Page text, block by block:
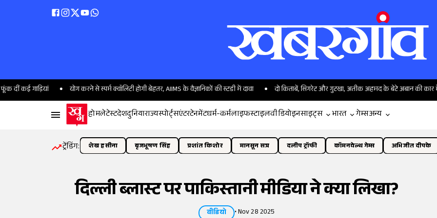
योग करने से स्पर्म क्वॉलिटी होगी बेहतर, AIIMS के वैज्ञानिकों की स्टडी में दावा दो किताबें, सिगरेट और गुटखा, अतीक अहमद के बेटे अबान की कार में क्या मिला?
होमलेटेस्टदेशदुनियाराज्यस्पोर्ट्सएंटरटेनमेंटधर्म-कर्मलाइफस्टाइलवीडियोइनसाइट्स भारत गेम्सअन्य
ट्रेंडिंग: शेख हसीना बृजभूषण सिंह प्रशांत किशोर मानसून सत्र दलीप ट्रॉफी कॉमनवेल्थ गेम्स अभिजीत दीपके
दिल्ली ब्लास्ट पर पाकिस्तानी मीडिया ने क्या लिखा?
वीडियो •Nov 28 2025